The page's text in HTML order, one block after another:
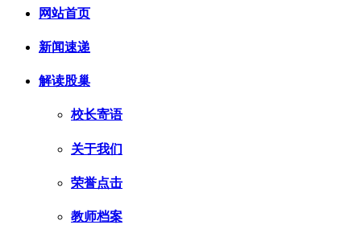
网站首页
新闻速递
解读股巢
校长寄语
关于我们
荣誉点击
教师档案